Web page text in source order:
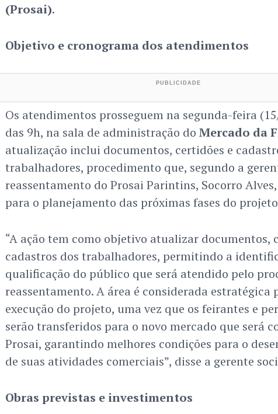
(Prosai).
Objetivo e cronograma dos atendimentos
Os atendimentos prosseguem na segunda-feira
das 9h, na sala de administração do Mercado da
atualização inclui documentos, certidões e
trabalhadores, procedimento que, segundo a
reassentamento do Prosai Parintins, Socorro
para o planejamento das próximas fases do
“A ação tem como objetivo atualizar documentos,
cadastros dos trabalhadores, permitindo a
qualificação do público que será atendido pelo
reassentamento. A área é considerada estratégica
execução do projeto, uma vez que os feirantes e
serão transferidos para o novo mercado que será
Prosai, garantindo melhores condições para o
de suas atividades comerciais”, disse a gerente
Obras previstas e investimentos